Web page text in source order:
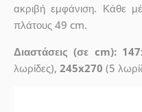
ακριβή εμφάνιση. Κάθε
πλάτους 49 cm.
Διαστάσεις (σε cm):
λωρίδες), 245x270 (5